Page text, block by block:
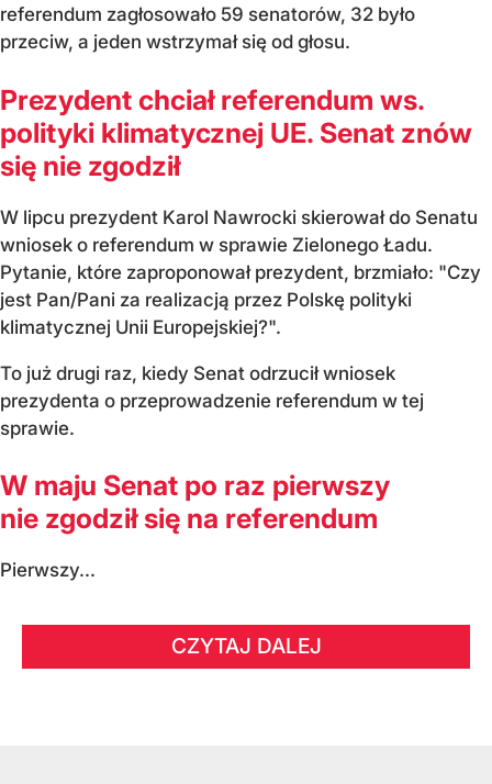
referendum zagłosowało 59 senatorów, 32 było
przeciw, a jeden wstrzymał się od głosu.
Prezydent chciał referendum ws.
polityki klimatycznej UE. Senat znów
się nie zgodził
W lipcu prezydent Karol Nawrocki skierował do Senatu
wniosek o referendum w sprawie Zielonego Ładu.
Pytanie, które zaproponował prezydent, brzmiało: "Czy
jest Pan/Pani za realizacją przez Polskę polityki
klimatycznej Unii Europejskiej?".
To już drugi raz, kiedy Senat odrzucił wniosek
prezydenta o przeprowadzenie referendum w tej
sprawie.
W maju Senat po raz pierwszy
nie zgodził się na referendum
Pierwszy...
CZYTAJ DALEJ